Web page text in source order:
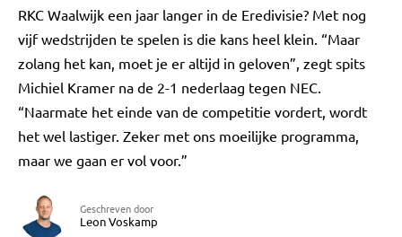
RKC Waalwijk een jaar langer in de Eredivisie? Met nog
vijf wedstrijden te spelen is die kans heel klein. “Maar
zolang het kan, moet je er altijd in geloven”, zegt spits
Michiel Kramer na de 2-1 nederlaag tegen NEC.
“Naarmate het einde van de competitie vordert, wordt
het wel lastiger. Zeker met ons moeilijke programma,
maar we gaan er vol voor.”
Geschreven door
Leon Voskamp